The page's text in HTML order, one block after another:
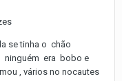
se tinha o chão
ninguém era bobo e
, vários no nocautes